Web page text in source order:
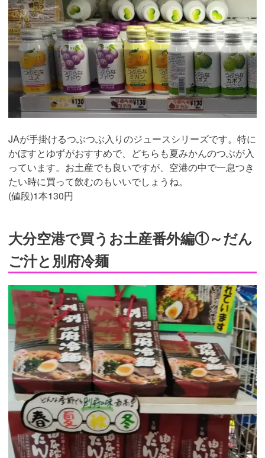
JAが手掛けるつぶつぶ入りのジュースシリーズです。特に
かぼすとゆずがおすすめで、どちらも夏みかんのつぶが入
っています。お土産でも良いですが、空港の中で一息つき
たい時に買って飲むのもいいでしょうね。
(値段)1本130円
大分空港で買うお土産番外編①～だん
ご汁と別府冷麺